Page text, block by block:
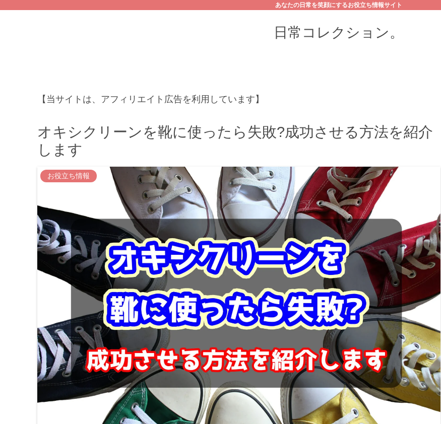
あなたの日常を笑顔にするお役立ち情報サイト
日常コレクション。
【当サイトは、アフィリエイト広告を利用しています】
オキシクリーンを靴に使ったら失敗?成功させる方法を紹介
します
お役立ち情報